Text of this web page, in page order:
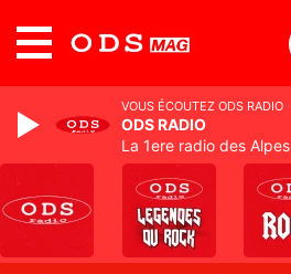
VOUS ÉCOUTEZ ODS RADIO
ODS RADIO
La 1ere radio des Alpes